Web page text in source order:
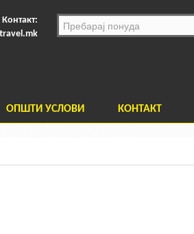
Контакт:
ОПШТИ УСЛОВИ КОНТАКТ